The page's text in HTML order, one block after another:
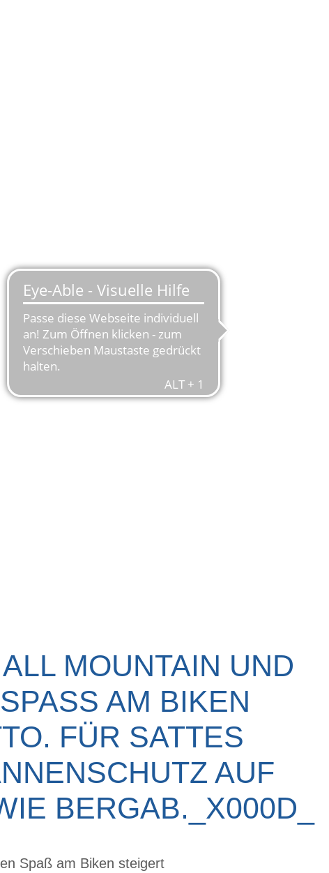
MOUNTAIN UND
AM BIKEN S
FÜR SATTES F
AUF A
BERGAB._X000D_
Spaß am Biken steigert